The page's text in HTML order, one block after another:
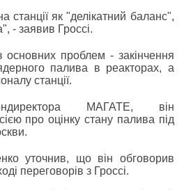
станції як "делікатний баланс",
- заявив Гроссі.
основних проблем - закінчення
палива в реакторах, а
станції.
МАГАТЕ, він
про оцінку стану палива під
уточнив, що він обговорив
переговорів з Гроссі.